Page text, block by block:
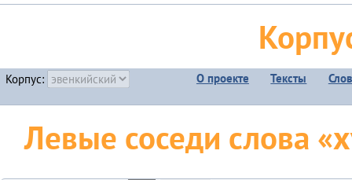
Корпус: О проекте Тексты
Левые соседи слова